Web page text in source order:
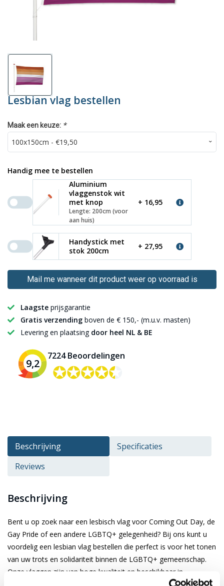
Lesbian vlag bestellen
Maak een keuze: *
Handig mee te bestellen
Aluminium
vlaggenstok wit
met knop
Lengte: 200cm (voor
aan huis)
+ 16,95
Handystick met
stok 200cm
+ 27,95
Mail me wanneer dit product weer op voorraad is
Laagste prijsgarantie
Gratis verzending boven de € 150,- (m.u.v. masten)
Levering en plaatsing door heel NL & BE
9,2
7224 Beoordelingen
✪✪✪✪✪
✪✪✪✪✪
Beschrijving
Specificaties
Reviews
Beschrijving
Bent u op zoek naar een lesbisch vlag voor Coming Out Day, de
Gay Pride of een andere LGBTQ+ gelegenheid? Bij ons kunt u
voordelig een lesbian vlag bestellen die perfect is voor het tonen
van uw trots en solidariteit binnen de LGBTQ+ gemeenschap.
Onze vlaggen zijn van hoge kwaliteit en beschikbaar in